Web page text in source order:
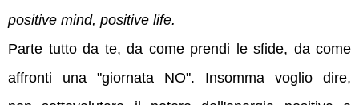
positive mind, positive life.
Parte tutto da te, da come prendi le sfide, da come
affronti una "giornata NO". Insomma voglio dire,